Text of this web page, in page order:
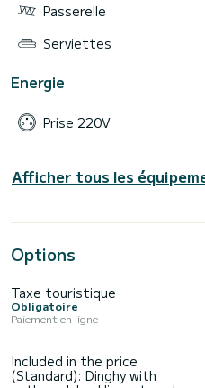
Passerelle
Serviettes
Energie
Prise 220V
Afficher tous les
Options
Taxe touristique
Obligatoire
Paiement en ligne
Included in the price
(Standard): Dinghy with